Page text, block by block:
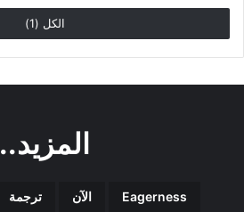
الكل (1)
المزيد..
Eagerness الآن ترجمة